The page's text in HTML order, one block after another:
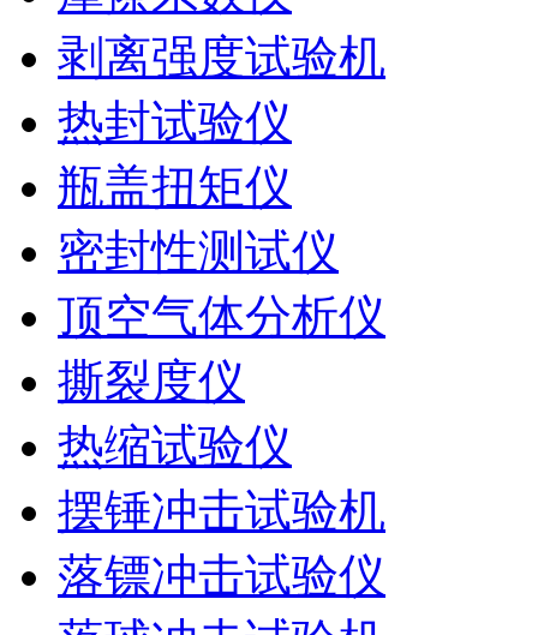
剥离强度试验机
热封试验仪
瓶盖扭矩仪
密封性测试仪
顶空气体分析仪
撕裂度仪
热缩试验仪
摆锤冲击试验机
落镖冲击试验仪